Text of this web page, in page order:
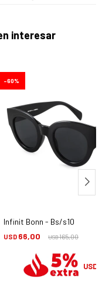
interesar
Infinit Bonn - Bs/s10
USD 66,00 USD165,00
60
USD